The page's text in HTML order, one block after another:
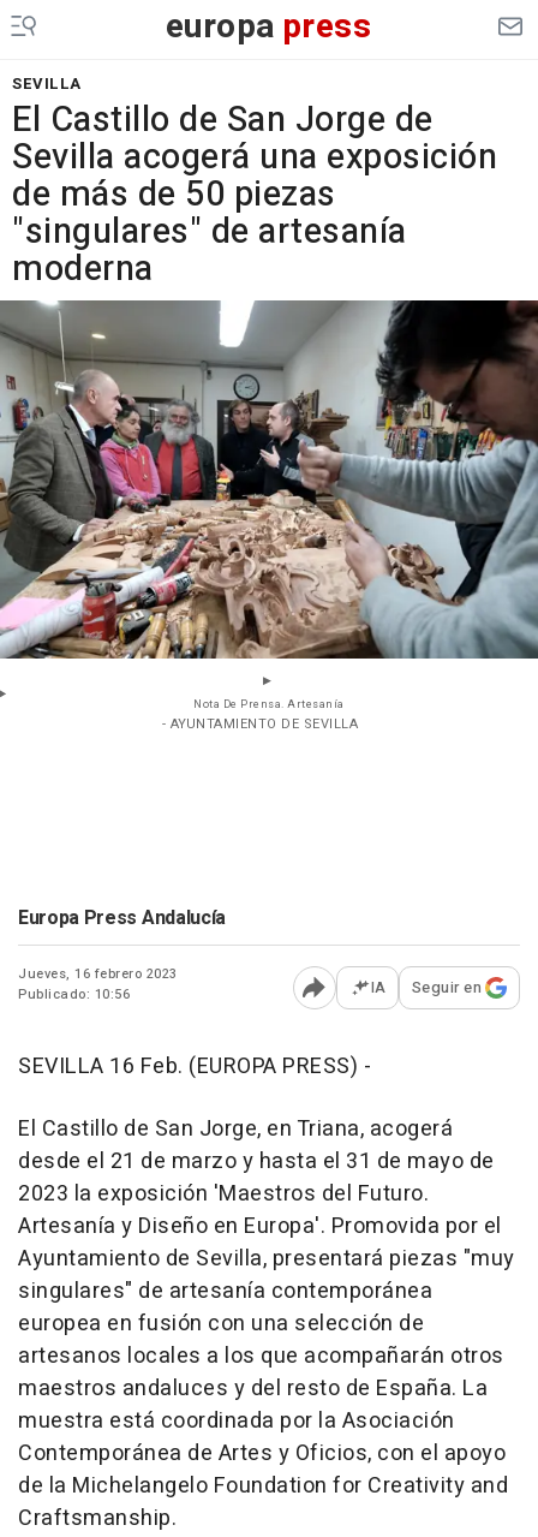
europa press
SEVILLA
El Castillo de San Jorge de
Sevilla acogerá una exposición
de más de 50 piezas
"singulares" de artesanía
moderna
Nota De Prensa. Artesanía
- AYUNTAMIENTO DE SEVILLA
Europa Press Andalucía
Jueves, 16 febrero 2023
Publicado: 10:56
Abrir opciones para
IA Seguir en
SEVILLA 16 Feb. (EUROPA PRESS) -
El Castillo de San Jorge, en Triana, acogerá
desde el 21 de marzo y hasta el 31 de mayo de
2023 la exposición 'Maestros del Futuro.
Artesanía y Diseño en Europa'. Promovida por el
Ayuntamiento de Sevilla, presentará piezas "muy
singulares" de artesanía contemporánea
europea en fusión con una selección de
artesanos locales a los que acompañarán otros
maestros andaluces y del resto de España. La
muestra está coordinada por la Asociación
Contemporánea de Artes y Oficios, con el apoyo
de la Michelangelo Foundation for Creativity and
Craftsmanship.